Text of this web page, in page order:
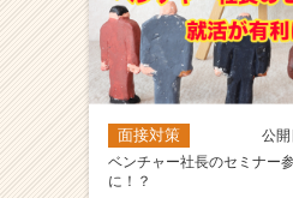
面接対策
公
ベンチャー社長のセミナー
に！？